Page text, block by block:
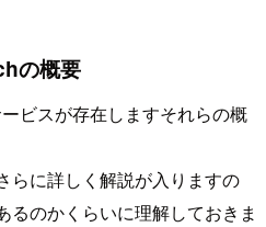
の概要
ビスが存在しますそれらの概
らに詳しく解説が入りますの
るのかくらいに理解しておきま